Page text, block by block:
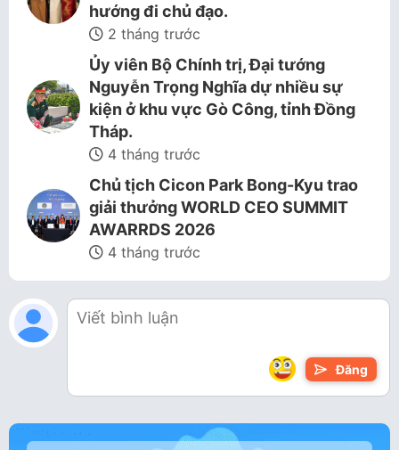
hướng đi chủ đạo.
2 tháng trước
Ủy viên Bộ Chính trị, Đại tướng
Nguyễn Trọng Nghĩa dự nhiều sự
kiện ở khu vực Gò Công, tỉnh Đồng
Tháp.
4 tháng trước
Chủ tịch Cicon Park Bong-Kyu trao
giải thưởng WORLD CEO SUMMIT
AWARRDS 2026
4 tháng trước
Đăng